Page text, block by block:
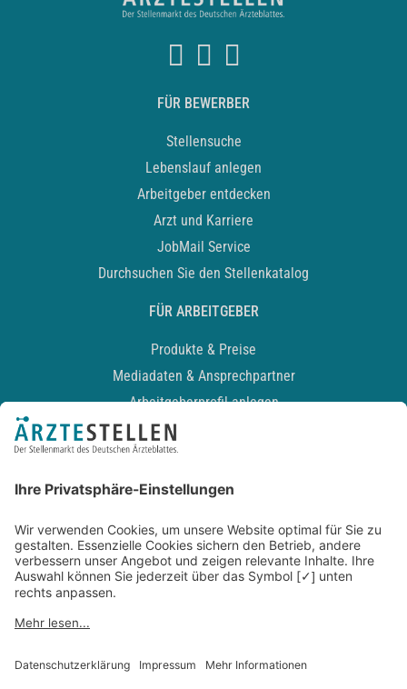
FÜR BEWERBER
Stellensuche
Lebenslauf anlegen
Arbeitgeber entdecken
Arzt und Karriere
JobMail Service
Durchsuchen Sie den Stellenkatalog
FÜR ARBEITGEBER
Produkte & Preise
Mediadaten & Ansprechpartner
Arbeitgeberprofil anlegen
Recruiting-Podcast
Kontakt
Datenschutz
Newsletter